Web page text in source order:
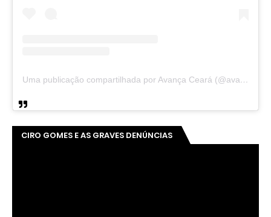
Uma publicação compartilhada por Avança Ceará (@avancaceara)
CIRO GOMES E AS GRAVES DENÚNCIAS